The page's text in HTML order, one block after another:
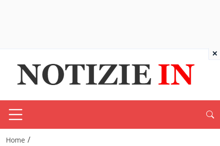
Home /
×